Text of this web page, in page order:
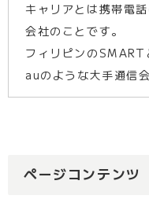
キャリアとは携帯電
会社のことです。
フィリピンの
auのような大手通信
ページコンテンツ